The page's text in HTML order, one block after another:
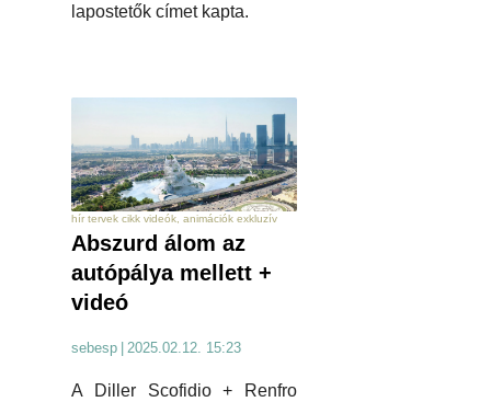
lapostetők címet kapta.
hír tervek cikk videók, animációk exkluzív
Abszurd álom az
autópálya mellett +
videó
sebesp 2025.02.12. 15:23
A Diller Scofidio + Renfro